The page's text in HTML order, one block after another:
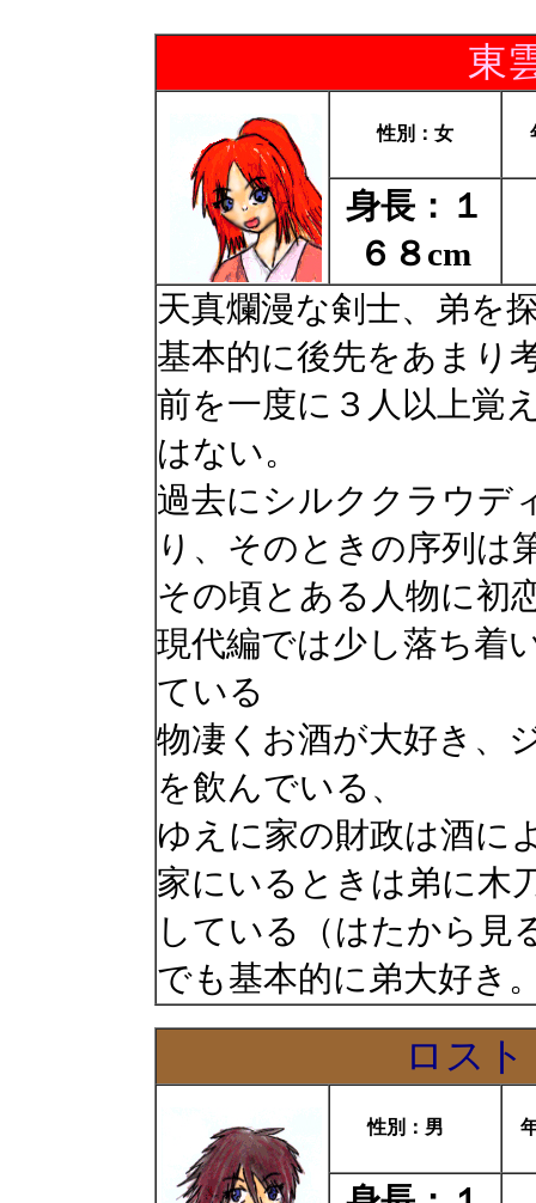
東
性別：女
身長：１
６８cm
天真爛漫な剣士、弟を
基本的に後先をあまり
前を一度に３人以上覚
はない。
過去にシルククラウデ
り、そのときの序列は
その頃とある人物に初
現代編では少し落ち着
ている
物凄くお酒が大好き、
を飲んでいる、
ゆえに家の財政は酒に
家にいるときは弟に木
している（はたから見
でも基本的に弟大好き
ロス
性別：男